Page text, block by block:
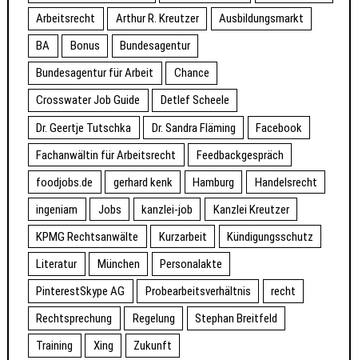
Arbeitsrecht
Arthur R. Kreutzer
Ausbildungsmarkt
BA
Bonus
Bundesagentur
Bundesagentur für Arbeit
Chance
Crosswater Job Guide
Detlef Scheele
Dr. Geertje Tutschka
Dr. Sandra Fläming
Facebook
Fachanwältin für Arbeitsrecht
Feedbackgespräch
foodjobs.de
gerhard kenk Hamburg
Handelsrecht
ingeniam
Jobs kanzlei-job
Kanzlei Kreutzer
KPMG Rechtsanwälte
Kurzarbeit
Kündigungsschutz
Literatur
München
Personalakte
PinterestSkype AG
Probearbeitsverhältnis
recht
Rechtsprechung
Regelung
Stephan Breitfeld
Training
Xing Zukunft